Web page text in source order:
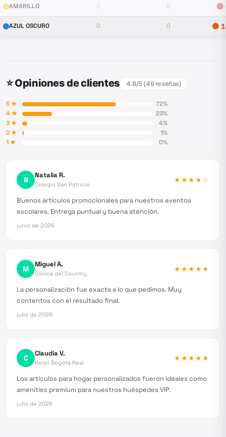
AMARILLO 0 0 🔴
AZUL OSCURO 0 0 🟡
⭐ Opiniones de clientes 4.8/5 (49reseñas)
5★ 72%
4★ 23%
3★ 4%
2★ 1%
1★ 0%
N Natalia R.
Colegio San Patricio
★★★★☆
Buenos artículos promocionales para nuestros eventos
escolares. Entrega puntual y buena atención.
junio de 2026
M Miguel A.
Clínica del Country
★★★★★
La personalización fue exacta a lo que pedimos. Muy
contentos con el resultado final.
julio de 2026
C Claudia V.
Hotel Bogotá Real
★★★★★
Los artículos para hogar personalizados fueron ideales como
amenities premium para nuestros huéspedes VIP.
julio de 2026